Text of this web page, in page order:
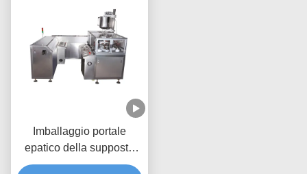
Imballaggio portale
epatico della supposta
delle macchine utensili